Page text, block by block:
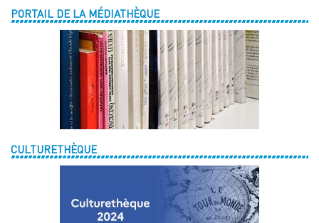
PORTAIL DE LA MÉDIATHÈQUE
CULTURETHÈQUE